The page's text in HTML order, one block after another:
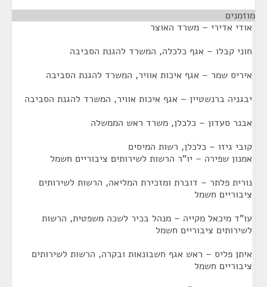
מוזמנים
אודי אדירי – משרד האוצר
חוני קבלו – אגף כלכלה, המשרד להגנת הסביבה
איריס שמר – אגף איכות אוויר, המשרד להגנת הסביבה
יבגניה ברנשטיין – אגף איכות אוויר, המשרד להגנת הסביבה
אבנר סעדון – כלכלן, משרד ראש הממשלה
קובי גיזו – כלכלן, רשות המיסים
אמנון שפירה – יו"ר הרשות לשירותים ציבוריים חשמל
נורית פלתר – דוברת ומזכירת המליאה, הרשות לשירותים
ציבוריים חשמל
עו"ד מיכאל מקייה – מנהל בכיר לשכה משפטית, הרשות
לשירותים ציבוריים חשמל
איתן פליס – ראש אגף חשבונאות ובקרה, הרשות לשירותים
ציבוריים חשמל